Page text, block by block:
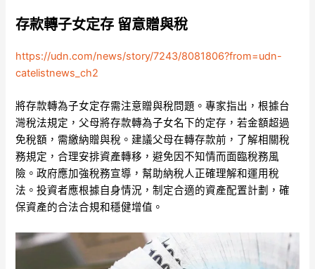
存款轉子女定存 留意贈與稅
https://udn.com/news/story/7243/8081806?from=udn-
catelistnews_ch2
將存款轉為子女定存需注意贈與稅問題。專家指出，根據台
灣稅法規定，父母將存款轉為子女名下的定存，若金額超過
免稅額，需繳納贈與稅。建議父母在轉存款前，了解相關稅
務規定，合理安排資產轉移，避免因不知情而面臨稅務風
險。政府應加強稅務宣導，幫助納稅人正確理解和運用稅
法。投資者應根據自身情況，制定合適的資產配置計劃，確
保資產的合法合規和穩健增值。